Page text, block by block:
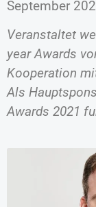
September
Veranstaltet
year Awards
Kooperation
Als
Awards 2021